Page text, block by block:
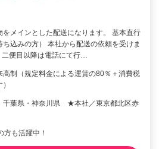
をメインとした配送になります。 基本直行
込みの方） 本社から配送の依頼を受けま
二便目以降は電話にて行…
高制（規定料金による運賃の80％＋消費税
千葉県・神奈川県 ★本社／東京都北区赤
方も活躍中！